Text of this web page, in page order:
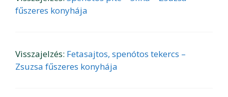
fűszeres konyhája
Visszajelzés: Fetasajtos, spenótos tekercs –
Zsuzsa fűszeres konyhája